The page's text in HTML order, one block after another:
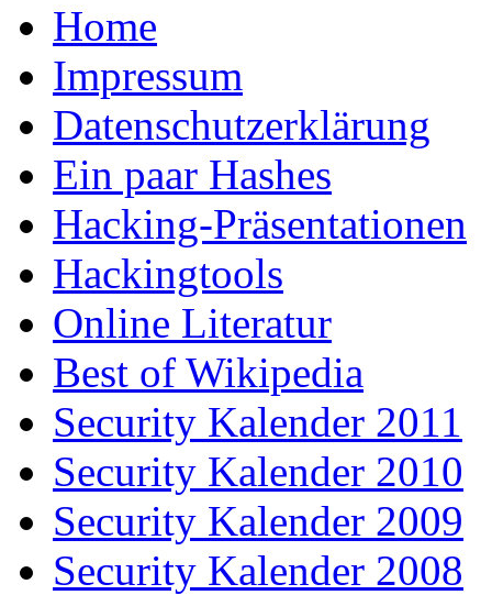
Home
Impressum
Datenschutzerklärung
Ein paar Hashes
Hacking-Präsentationen
Hackingtools
Online Literatur
Best of Wikipedia
Security Kalender 2011
Security Kalender 2010
Security Kalender 2009
Security Kalender 2008